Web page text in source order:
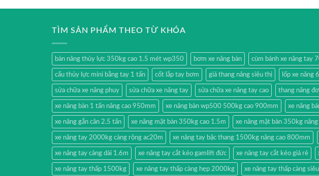
TÌM SẢN PHẨM THEO TỪ KHÓA
bàn nâng thủy lực 350kg cao 1.5 mét wp350 bơm xe nâng bàn cùm bánh xe nâng tay
cẩu thủy lực mini bằng tay 1 tấn cốt lắp tay bơm giá thang nâng siêu thị lốp xe nâng
sửa chữa xe nâng phuy sửa chữa xe nâng tay sửa chữa xe nâng tay cao thang nâng
xe nâng bàn 1 tấn nâng cao 950mm xe nâng bàn wp500 500kg cao 900mm xe nâng
xe nâng gắn cân 2.5 tấn xe nâng mặt bàn 350kg cao 1.5m xe nâng mặt bàn 350kg
xe nâng tay 2000kg càng rộng ac20m xe nâng tay bậc thang 1500kg nâng cao 800mm
xe nâng tay càng dài 1.6m xe nâng tay cắt kéo gamlift đức xe nâng tay cắt kéo giá rẻ
xe nâng tay thấp 1500kg xe nâng tay thấp càng hẹp 2000kg xe nâng tay thấp càng